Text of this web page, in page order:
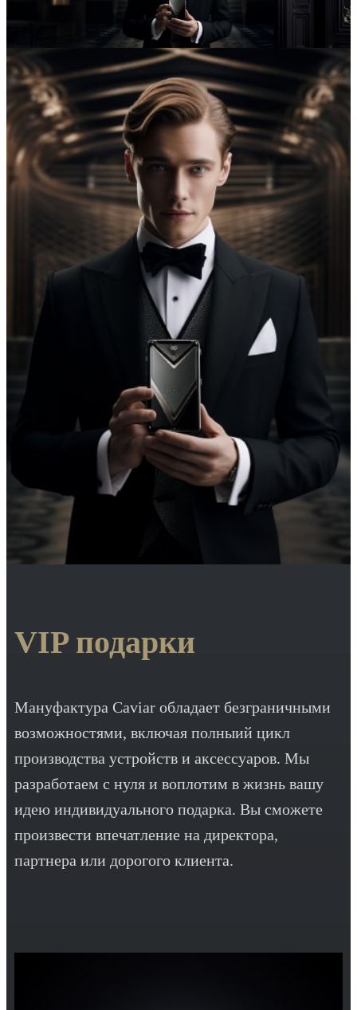
VIP подарки
Мануфактура Caviar обладает безграничными
возможностями, включая полныий цикл
производства устройств и аксессуаров. Мы
разработаем с нуля и воплотим в жизнь вашу
идею индивидуального подарка. Вы сможете
произвести впечатление на директора,
партнера или дорогого клиента.